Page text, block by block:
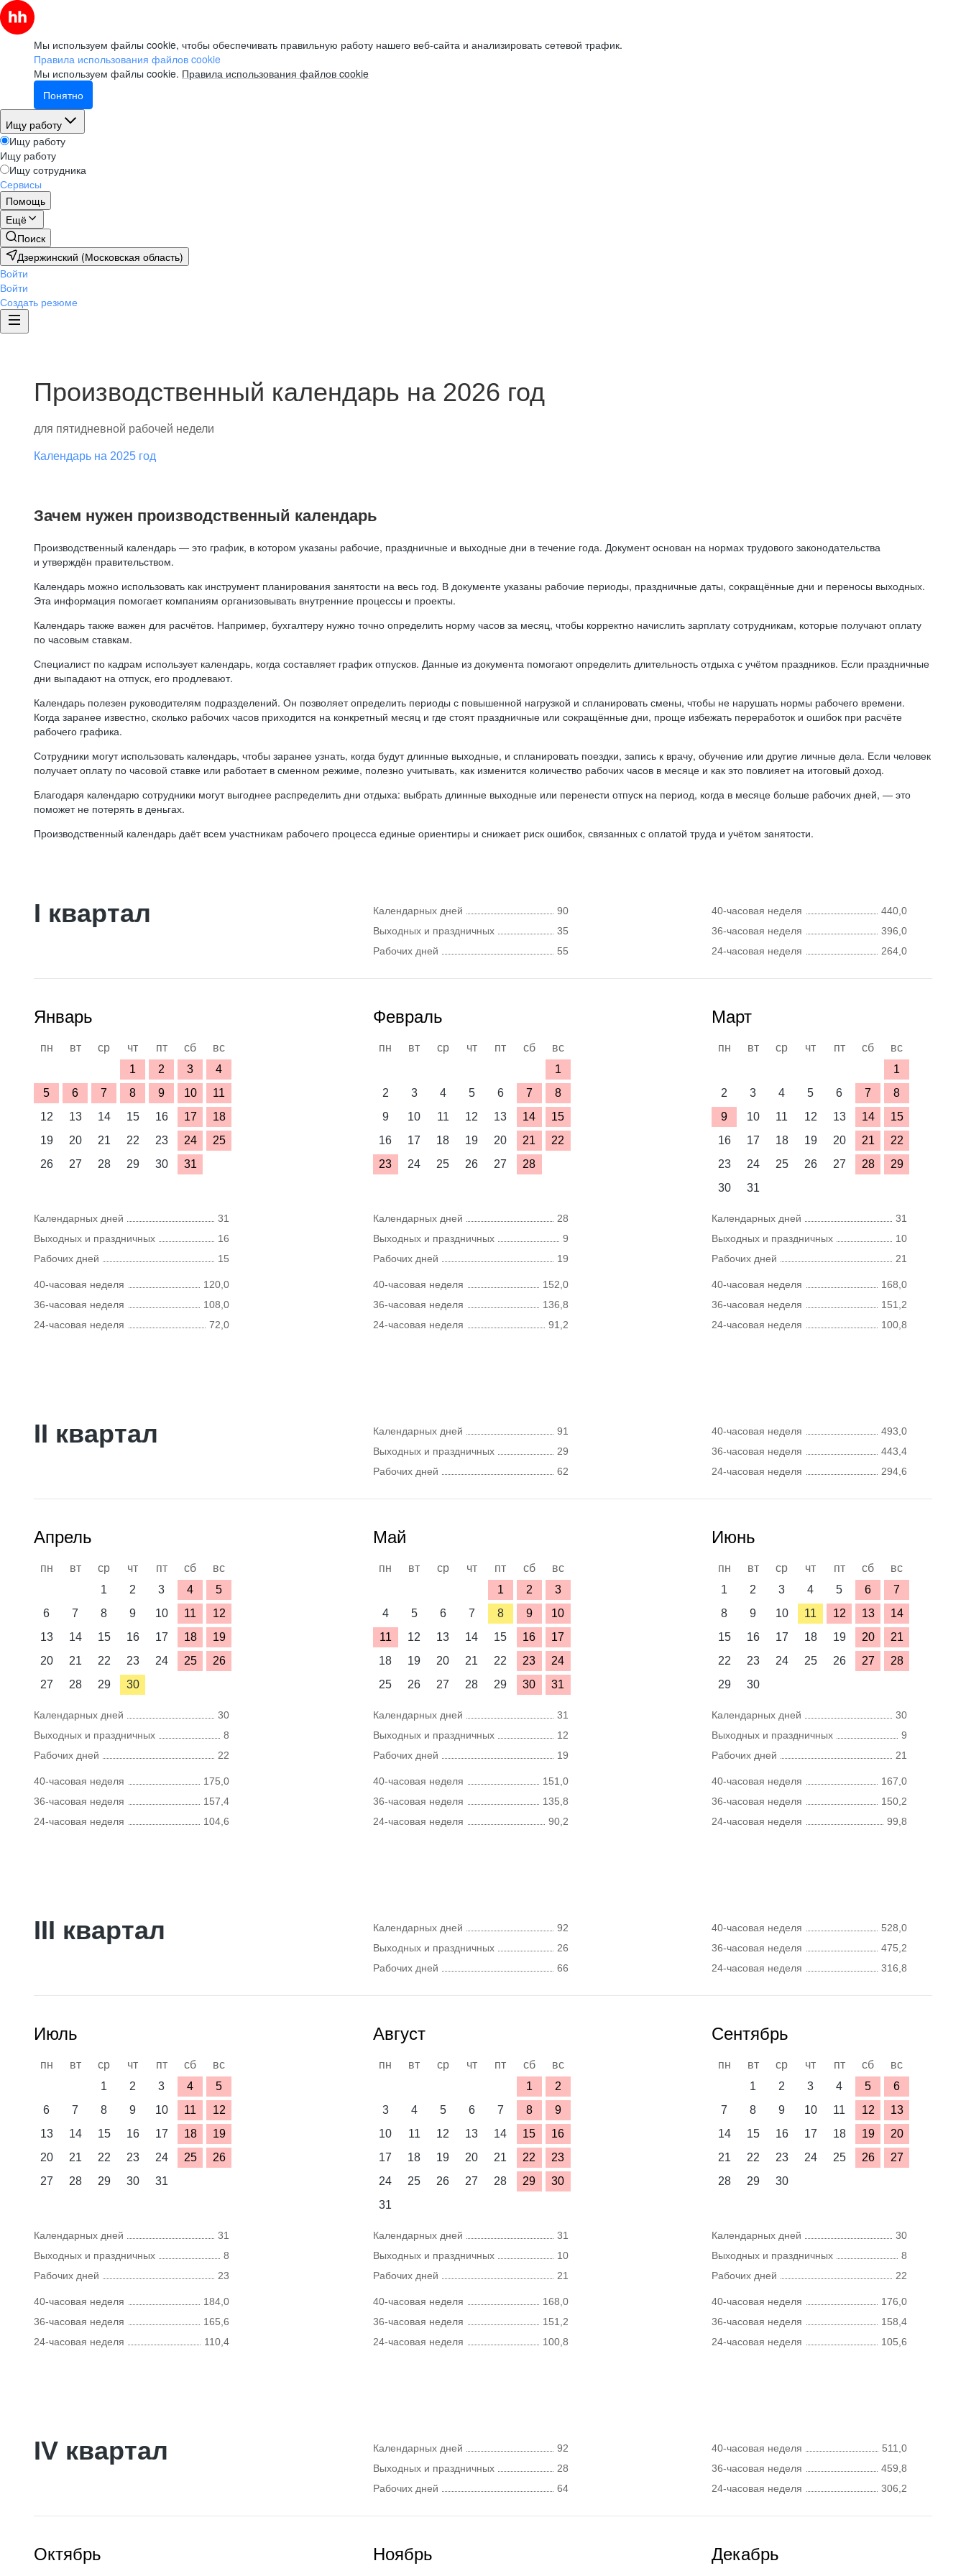
Мы используем файлы cookie, чтобы обеспечивать правильную работу нашего веб-сайта и анализировать сетевой трафик.
Правила использования файлов cookie
Мы используем файлы cookie. Правила использования файлов cookie
Понятно
Ищу работу
Ищу работу
Ищу работу
Ищу сотрудника
Сервисы
Помощь
Ещё
Поиск
Дзержинский (Московская область)
Войти
Войти
Создать резюме
Производственный календарь на 2026 год
для пятидневной рабочей недели
Календарь на 2025 год
Зачем нужен производственный календарь
Производственный календарь — это график, в котором указаны рабочие, праздничные и выходные дни в течение года. Документ основан на нормах трудового законодательства
и утверждён правительством.
Календарь можно использовать как инструмент планирования занятости на весь год. В документе указаны рабочие периоды, праздничные даты, сокращённые дни и переносы выходных.
Эта информация помогает компаниям организовывать внутренние процессы и проекты.
Календарь также важен для расчётов. Например, бухгалтеру нужно точно определить норму часов за месяц, чтобы корректно начислить зарплату сотрудникам, которые получают оплату
по часовым ставкам.
Специалист по кадрам использует календарь, когда составляет график отпусков. Данные из документа помогают определить длительность отдыха с учётом праздников. Если праздничные
дни выпадают на отпуск, его продлевают.
Календарь полезен руководителям подразделений. Он позволяет определить периоды с повышенной нагрузкой и спланировать смены, чтобы не нарушать нормы рабочего времени.
Когда заранее известно, сколько рабочих часов приходится на конкретный месяц и где стоят праздничные или сокращённые дни, проще избежать переработок и ошибок при расчёте
рабочего графика.
Сотрудники могут использовать календарь, чтобы заранее узнать, когда будут длинные выходные, и спланировать поездки, запись к врачу, обучение или другие личные дела. Если человек
получает оплату по часовой ставке или работает в сменном режиме, полезно учитывать, как изменится количество рабочих часов в месяце и как это повлияет на итоговый доход.
Благодаря календарю сотрудники могут выгоднее распределить дни отдыха: выбрать длинные выходные или перенести отпуск на период, когда в месяце больше рабочих дней, — это
поможет не потерять в деньгах.
Производственный календарь даёт всем участникам рабочего процесса единые ориентиры и снижает риск ошибок, связанных с оплатой труда и учётом занятости.
I квартал Календарных дней
90
Выходных и праздничных
35
Рабочих дней
55
40-часовая неделя
440,0
36-часовая неделя
396,0
24-часовая неделя
264,0
Январь
пн вт ср чт пт сб
вс
1
2 3
4
5
6 7 8 9 10
11
12
13 14 15 16 17
18
19
20 21 22 23 24
25
26
27 28 29 30 31
Календарных дней
31
Выходных и праздничных
16
Рабочих дней
15
40-часовая неделя
120,0
36-часовая неделя
108,0
24-часовая неделя
72,0
Февраль
пн вт ср чт пт сб
вс
1
2
3 4 5 6 7
8
9
10 11 12 13 14
15
16
17 18 19 20 21
22
23
24 25 26 27 28
Календарных дней
28
Выходных и праздничных
9
Рабочих дней
19
40-часовая неделя
152,0
36-часовая неделя
136,8
24-часовая неделя
91,2
Март
пн вт ср чт пт сб
вс
1
2
3 4 5 6 7
8
9
10 11 12 13 14
15
16
17 18 19 20 21
22
23
24 25 26 27 28
29
30
31
Календарных дней
31
Выходных и праздничных
10
Рабочих дней
21
40-часовая неделя
168,0
36-часовая неделя
151,2
24-часовая неделя
100,8
II квартал Календарных дней
91
Выходных и праздничных
29
Рабочих дней
62
40-часовая неделя
493,0
36-часовая неделя
443,4
24-часовая неделя
294,6
Апрель
пн вт ср чт пт сб
вс
1
2 3 4
5
6
7 8 9 10 11
12
13
14 15 16 17 18
19
20
21 22 23 24 25
26
27
28 29 30
Календарных дней
30
Выходных и праздничных
8
Рабочих дней
22
40-часовая неделя
175,0
36-часовая неделя
157,4
24-часовая неделя
104,6
Май
пн вт ср чт пт сб
вс
1
2
3
4
5 6 7 8 9
10
11
12 13 14 15 16
17
18
19 20 21 22 23
24
25
26 27 28 29 30 31
Календарных дней
31
Выходных и праздничных
12
Рабочих дней
19
40-часовая неделя
151,0
36-часовая неделя
135,8
24-часовая неделя
90,2
Июнь
пн вт ср чт пт сб
вс
1
2 3 4 5 6
7
8
9 10 11 12 13
14
15
16 17 18 19 20
21
22
23 24 25 26 27
28
29
30
Календарных дней
30
Выходных и праздничных
9
Рабочих дней
21
40-часовая неделя
167,0
36-часовая неделя
150,2
24-часовая неделя
99,8
III квартал Календарных дней
92
Выходных и праздничных
26
Рабочих дней
66
40-часовая неделя
528,0
36-часовая неделя
475,2
24-часовая неделя
316,8
Июль
пн вт ср чт пт сб
вс
1
2 3 4
5
6
7 8 9 10 11
12
13
14 15 16 17 18
19
20
21 22 23 24 25
26
27
28 29 30 31
Календарных дней
31
Выходных и праздничных
8
Рабочих дней
23
40-часовая неделя
184,0
36-часовая неделя
165,6
24-часовая неделя
110,4
Август
пн вт ср чт пт сб
вс
1
2
3
4 5 6 7 8
9
10
11 12 13 14 15
16
17
18 19 20 21 22
23
24
25 26 27 28 29
30
31
Календарных дней
31
Выходных и праздничных
10
Рабочих дней
21
40-часовая неделя
168,0
36-часовая неделя
151,2
24-часовая неделя
100,8
Сентябрь
пн вт ср чт пт сб
вс
1
2 3 4 5
6
7
8 9 10 11 12
13
14
15 16 17 18 19
20
21
22 23 24 25 26
27
28
29 30
Календарных дней
30
Выходных и праздничных
8
Рабочих дней
22
40-часовая неделя
176,0
36-часовая неделя
158,4
24-часовая неделя
105,6
IV квартал Календарных дней
92
Выходных и праздничных
28
Рабочих дней
64
40-часовая неделя
511,0
36-часовая неделя
459,8
24-часовая неделя
306,2
Октябрь Ноябрь Декабрь